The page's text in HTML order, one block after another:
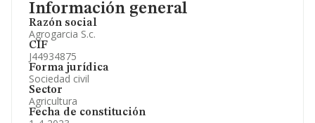
Información general
Razón social
Agrogarcia S.c.
CIF
J44934875
Forma jurídica
Sociedad civil
Sector
Agricultura
Fecha de constitución